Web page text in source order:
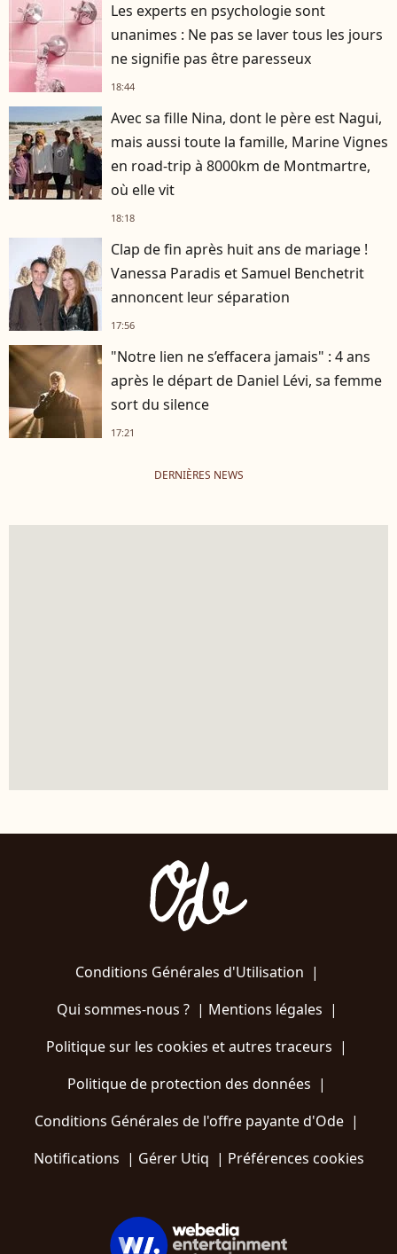
Les experts en psychologie sont
unanimes : Ne pas se laver tous les jours
ne signifie pas être paresseux
18:44
Avec sa fille Nina, dont le père est Nagui,
mais aussi toute la famille, Marine Vignes
en road-trip à 8000km de Montmartre,
où elle vit
18:18
Clap de fin après huit ans de mariage !
Vanessa Paradis et Samuel Benchetrit
annoncent leur séparation
17:56
"Notre lien ne s’effacera jamais" : 4 ans
après le départ de Daniel Lévi, sa femme
sort du silence
17:21
DERNIÈRES NEWS
Conditions Générales d'Utilisation |
Qui sommes-nous ?| Mentions légales |
Politique sur les cookies et autres traceurs |
Politique de protection des données |
Conditions Générales de l'offre payante d'Ode |
Notifications | Gérer Utiq | Préférences cookies